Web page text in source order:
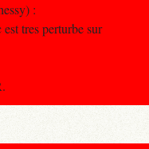
:
tres perturbe sur